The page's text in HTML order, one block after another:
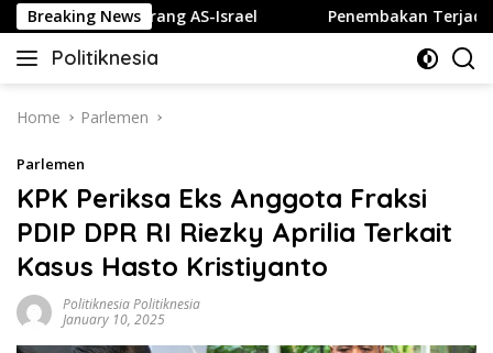
Skip
to
content
Breaking News
jika Diserang AS-Israel Penembakan Terjadi di
Politiknesia
Politiknesia.com
Home Parlemen
Parlemen
KPK Periksa Eks Anggota Fraksi
PDIP DPR RI Riezky Aprilia Terkait
Kasus Hasto Kristiyanto
Politiknesia Politiknesia
January 10, 2025